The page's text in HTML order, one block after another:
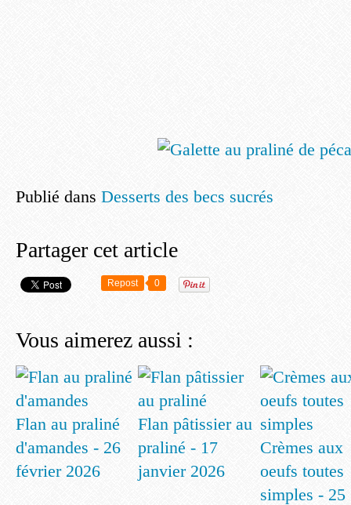
Publié dans Desserts des becs sucrés
Partager cet article
Repost 0
Vous aimerez aussi :
Flan au praliné
d'amandes - 26
février 2026
Flan pâtissier au
praliné - 17
janvier 2026
Crèmes aux
oeufs toutes
simples - 25